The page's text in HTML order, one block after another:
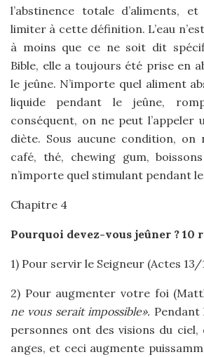
l’abstinence totale d’aliments,
limiter à cette définition. L’eau
à moins que ce ne soit dit
Bible, elle a toujours été prise en
le jeûne. N’importe quel aliment
liquide pendant le jeûne,
conséquent, on ne peut l’appeler
diète. Sous aucune condition,
café, thé, chewing gum,
n’importe quel stimulant pendant
Chapitre 4
Pourquoi devez-vous jeûner ? 10
1) Pour servir le Seigneur (Actes 13/
2) Pour augmenter votre foi
ne vous serait impossible». Pendant
personnes ont des visions du
anges, et ceci augmente